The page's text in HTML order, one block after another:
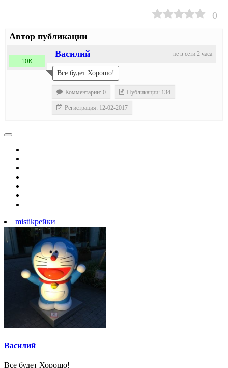
0
Автор публикации
не в сети 2 часа
Василий
10K
Все будет Хорошо!
Комментарии: 0 Публикации: 134
Регистрация: 12-02-2017
mistikрейки
Василий
Все будет Хорошо!